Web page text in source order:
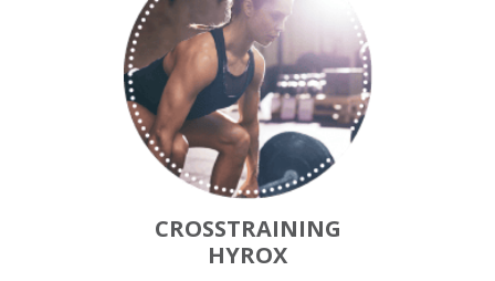
CROSSTRAINING
HYROX